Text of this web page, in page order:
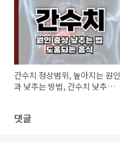
간수치 정상범위, 높아지는 원인
과 낮추는 방법, 간수치 낮추는
댓글